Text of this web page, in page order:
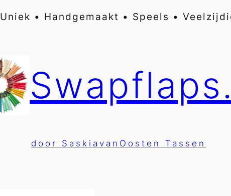
Uniek • Handgemaakt • Speels •
door SaskiavanOosten Tassen